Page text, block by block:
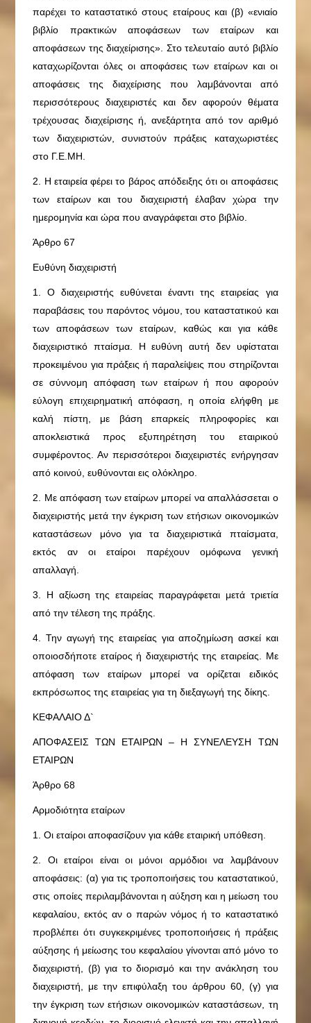
παρέχει το καταστατικό στους εταίρους και (β) «ενιαίο
βιβλίο πρακτικών αποφάσεων των εταίρων και
αποφάσεων της διαχείρισης». Στο τελευταίο αυτό βιβλίο
καταχωρίζονται όλες οι αποφάσεις των εταίρων και οι
αποφάσεις της διαχείρισης που λαμβάνονται από
περισσότερους διαχειριστές και δεν αφορούν θέματα
τρέχουσας διαχείρισης ή, ανεξάρτητα από τον αριθμό
των διαχειριστών, συνιστούν πράξεις καταχωριστέες
στο Γ.Ε.ΜΗ.
2. Η εταιρεία φέρει το βάρος απόδειξης ότι οι αποφάσεις
των εταίρων και του διαχειριστή έλαβαν χώρα την
ημερομηνία και ώρα που αναγράφεται στο βιβλίο.
Άρθρο 67
Ευθύνη διαχειριστή
1. Ο διαχειριστής ευθύνεται έναντι της εταιρείας για
παραβάσεις του παρόντος νόμου, του καταστατικού και
των αποφάσεων των εταίρων, καθώς και για κάθε
διαχειριστικό πταίσμα. Η ευθύνη αυτή δεν υφίσταται
προκειμένου για πράξεις ή παραλείψεις που στηρίζονται
σε σύννομη απόφαση των εταίρων ή που αφορούν
εύλογη επιχειρηματική απόφαση, η οποία ελήφθη με
καλή πίστη, με βάση επαρκείς πληροφορίες και
αποκλειστικά προς εξυπηρέτηση του εταιρικού
συμφέροντος. Αν περισσότεροι διαχειριστές ενήργησαν
από κοινού, ευθύνονται εις ολόκληρο.
2. Με απόφαση των εταίρων μπορεί να απαλλάσσεται ο
διαχειριστής μετά την έγκριση των ετήσιων οικονομικών
καταστάσεων μόνο για τα διαχειριστικά πταίσματα,
εκτός αν οι εταίροι παρέχουν ομόφωνα γενική
απαλλαγή.
3. Η αξίωση της εταιρείας παραγράφεται μετά τριετία
από την τέλεση της πράξης.
4. Την αγωγή της εταιρείας για αποζημίωση ασκεί και
οποιοσδήποτε εταίρος ή διαχειριστής της εταιρείας. Με
απόφαση των εταίρων μπορεί να ορίζεται ειδικός
εκπρόσωπος της εταιρείας για τη διεξαγωγή της δίκης.
ΚΕΦΑΛΑΙΟ Δ`
ΑΠΟΦΑΣΕΙΣ ΤΩΝ ΕΤΑΙΡΩΝ – Η ΣΥΝΕΛΕΥΣΗ ΤΩΝ
ΕΤΑΙΡΩΝ
Άρθρο 68
Αρμοδιότητα εταίρων
1. Οι εταίροι αποφασίζουν για κάθε εταιρική υπόθεση.
2. Οι εταίροι είναι οι μόνοι αρμόδιοι να λαμβάνουν
αποφάσεις: (α) για τις τροποποιήσεις του καταστατικού,
στις οποίες περιλαμβάνονται η αύξηση και η μείωση του
κεφαλαίου, εκτός αν ο παρών νόμος ή το καταστατικό
προβλέπει ότι συγκεκριμένες τροποποιήσεις ή πράξεις
αύξησης ή μείωσης του κεφαλαίου γίνονται από μόνο το
διαχειριστή, (β) για το διορισμό και την ανάκληση του
διαχειριστή, με την επιφύλαξη του άρθρου 60, (γ) για
την έγκριση των ετήσιων οικονομικών καταστάσεων, τη